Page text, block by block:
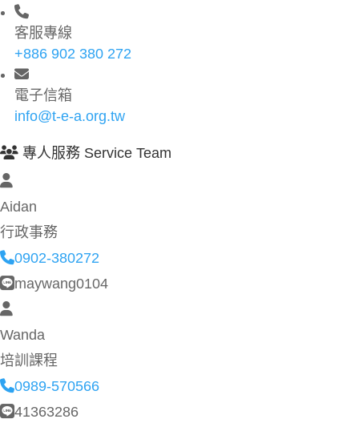
客服專線
+886 902 380 272
電子信箱
info@t-e-a.org.tw
專人服務 Service Team
Aidan
行政事務
0902-380272
maywang0104
Wanda
培訓課程
0989-570566
41363286